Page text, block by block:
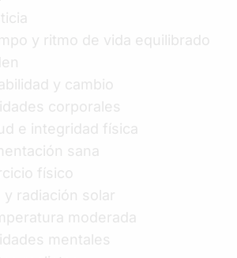
y ritmo de vida equilibrado
y cambio
corporales
e integridad física
sana
físico
y radiación solar
moderada
mentales